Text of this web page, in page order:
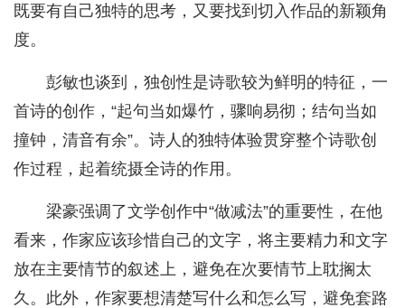
既要有自己独特的思考，又要找到切入作品的新颖角
度。
彭敏也谈到，独创性是诗歌较为鲜明的特征，一
首诗的创作，“起句当如爆竹，骤响易彻；结句当如
撞钟，清音有余”。诗人的独特体验贯穿整个诗歌创
作过程，起着统摄全诗的作用。
梁豪强调了文学创作中“做减法”的重要性，在他
看来，作家应该珍惜自己的文字，将主要精力和文字
放在主要情节的叙述上，避免在次要情节上耽搁太
久。此外，作家要想清楚写什么和怎么写，避免套路